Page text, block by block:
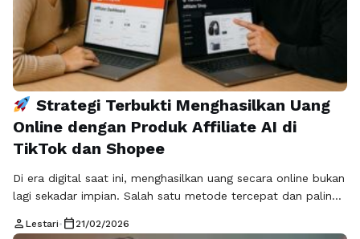
Strategi Terbukti Menghasilkan Uang
Online dengan Produk Affiliate AI di
TikTok dan Shopee
Di era digital saat ini, menghasilkan uang secara online bukan
lagi sekadar impian. Salah satu metode tercepat dan paling
Affiliate dan Shopee Affiliate memberi peluang emas bagi
person Lestari• calendar_today 21/02/2026